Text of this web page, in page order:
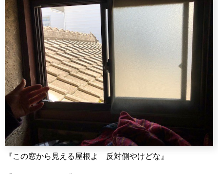
『この窓から見える屋根よ 反対側やけどな』